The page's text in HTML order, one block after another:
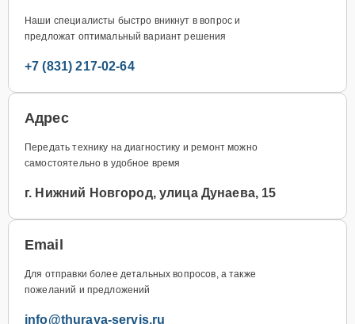
Наши специалисты быстро вникнут в вопрос и
предложат оптимальный вариант решения
+7 (831) 217-02-64
Адрес
Передать технику на диагностику и ремонт можно
самостоятельно в удобное время
г. Нижний Новгород, улица Дунаева, 15
Email
Для отправки более детальных вопросов, а также
пожеланий и предложений
info@thuraya-servis.ru